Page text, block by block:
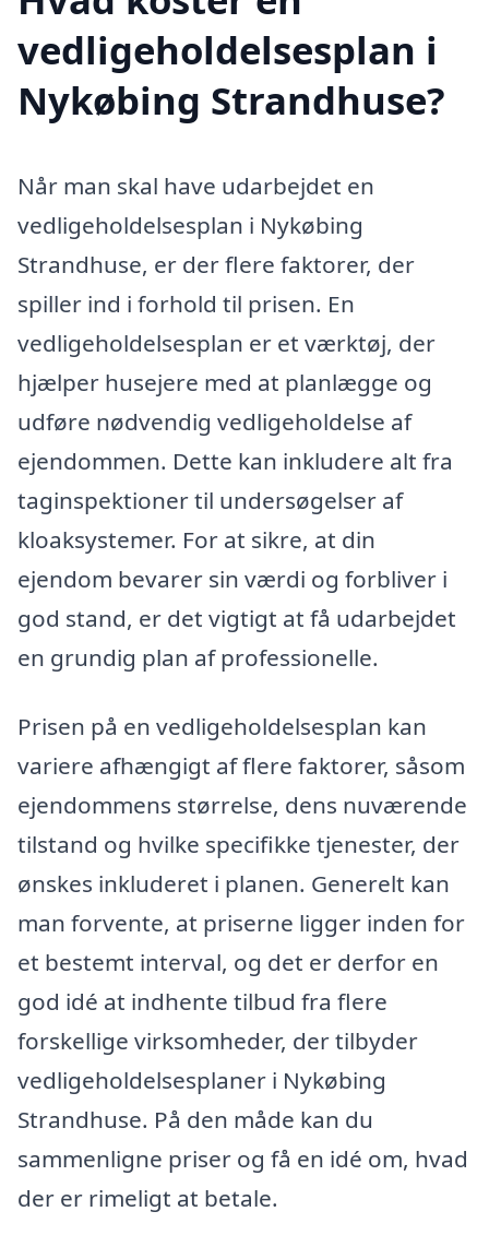
vedligeholdelsesplan i
Nykøbing Strandhuse?
Når man skal have udarbejdet en
vedligeholdelsesplan i Nykøbing
Strandhuse, er der flere faktorer, der
spiller ind i forhold til prisen. En
vedligeholdelsesplan er et værktøj, der
hjælper husejere med at planlægge og
udføre nødvendig vedligeholdelse af
ejendommen. Dette kan inkludere alt fra
taginspektioner til undersøgelser af
kloaksystemer. For at sikre, at din
ejendom bevarer sin værdi og forbliver i
god stand, er det vigtigt at få udarbejdet
en grundig plan af professionelle.
Prisen på en vedligeholdelsesplan kan
variere afhængigt af flere faktorer, såsom
ejendommens størrelse, dens nuværende
tilstand og hvilke specifikke tjenester, der
ønskes inkluderet i planen. Generelt kan
man forvente, at priserne ligger inden for
et bestemt interval, og det er derfor en
god idé at indhente tilbud fra flere
forskellige virksomheder, der tilbyder
vedligeholdelsesplaner i Nykøbing
Strandhuse. På den måde kan du
sammenligne priser og få en idé om, hvad
der er rimeligt at betale.